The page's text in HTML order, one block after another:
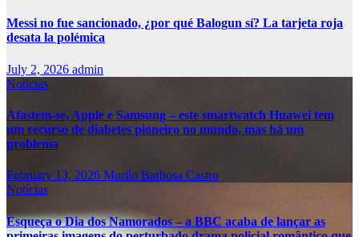
Messi no fue sancionado, ¿por qué Balogun sí? La tarjeta roja
desata la polémica
July 2, 2026 admin
Notícias
Afastem-se, Apple e Samsung – este smartwatch Huawei tem
um recurso de diabetes pioneiro no mundo, mas há um
problema
February 13, 2026 Murilo Barbosa Castro
Notícias
Esqueça o Dia dos Namorados – a BBC acaba de lançar as